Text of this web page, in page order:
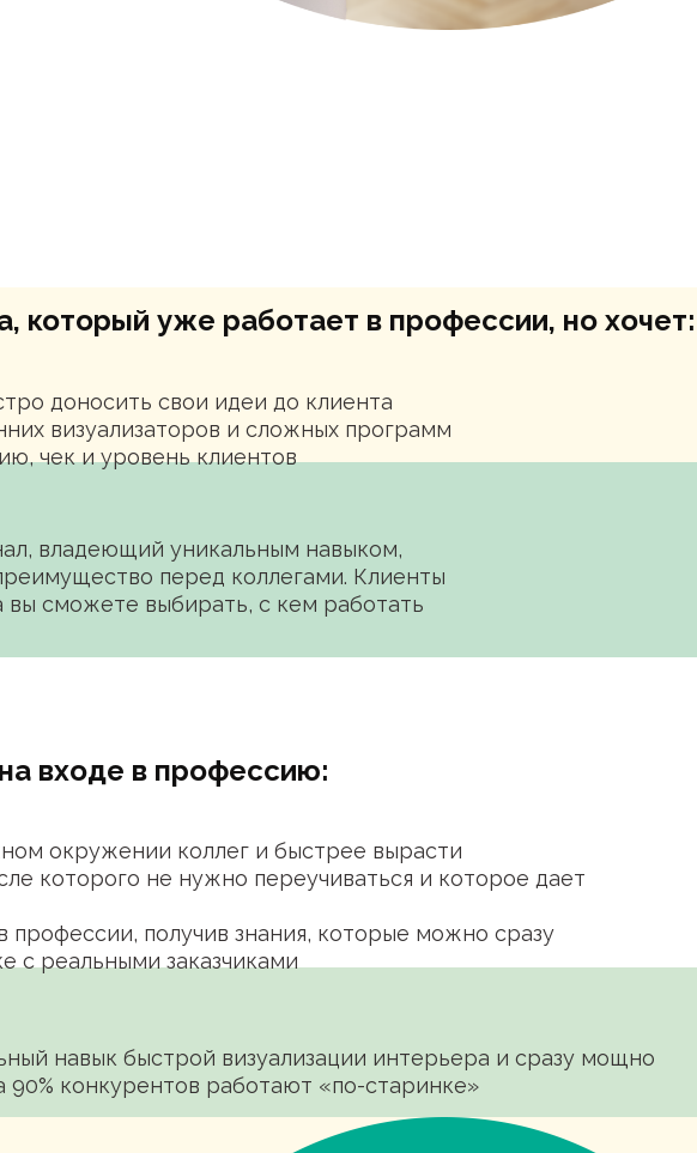
который уже работает в профессии, но хочет:
доносить свои идеи до клиента
визуализаторов и сложных программ
чек и уровень клиентов
владеющий уникальным навыком,
перед коллегами. Клиенты
вы сможете выбирать, с кем работать
входе в профессию:
окружении коллег и быстрее вырасти
которого не нужно переучиваться и которое дает
профессии, получив знания, которые можно сразу
с реальными заказчиками
навык быстрой визуализации интерьера и сразу мощно
90% конкурентов работают «по-старинке»